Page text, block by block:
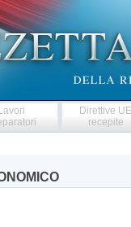
Direttive
recepite